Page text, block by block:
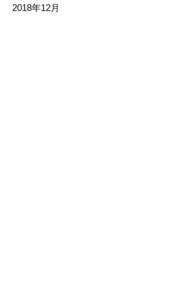
2018年12月